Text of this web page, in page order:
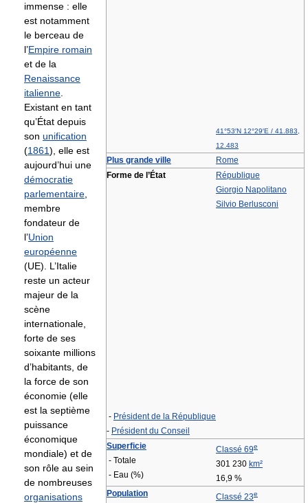
41°53′N 12°29′E / 41.883
12.483
Plus grande ville
Rome
Forme de l’État
- Président de la République
- Président du Conseil
République
Giorgio Napolitano
Silvio Berlusconi
Superficie
- Totale
- Eau (%)
Classé 69e
301 230 km²
16,9 %
Population
Classé 23e
immense : elle
est notamment
le berceau de
l’Empire romain
et de la
Renaissance
italienne
Existant en tant
qu’État depuis
son unification
(1861), elle est
aujourd’hui une
démocratie
parlementaire
membre
fondateur de
l’Union
européenne
(UE). L’Italie
reste un acteur
majeur de la
scène
internationale,
forte de ses
soixante millions
d’habitants, de
la force de son
économie (elle
est la septième
puissance
économique
mondiale) et de
son rôle au sein
de nombreuses
organisations